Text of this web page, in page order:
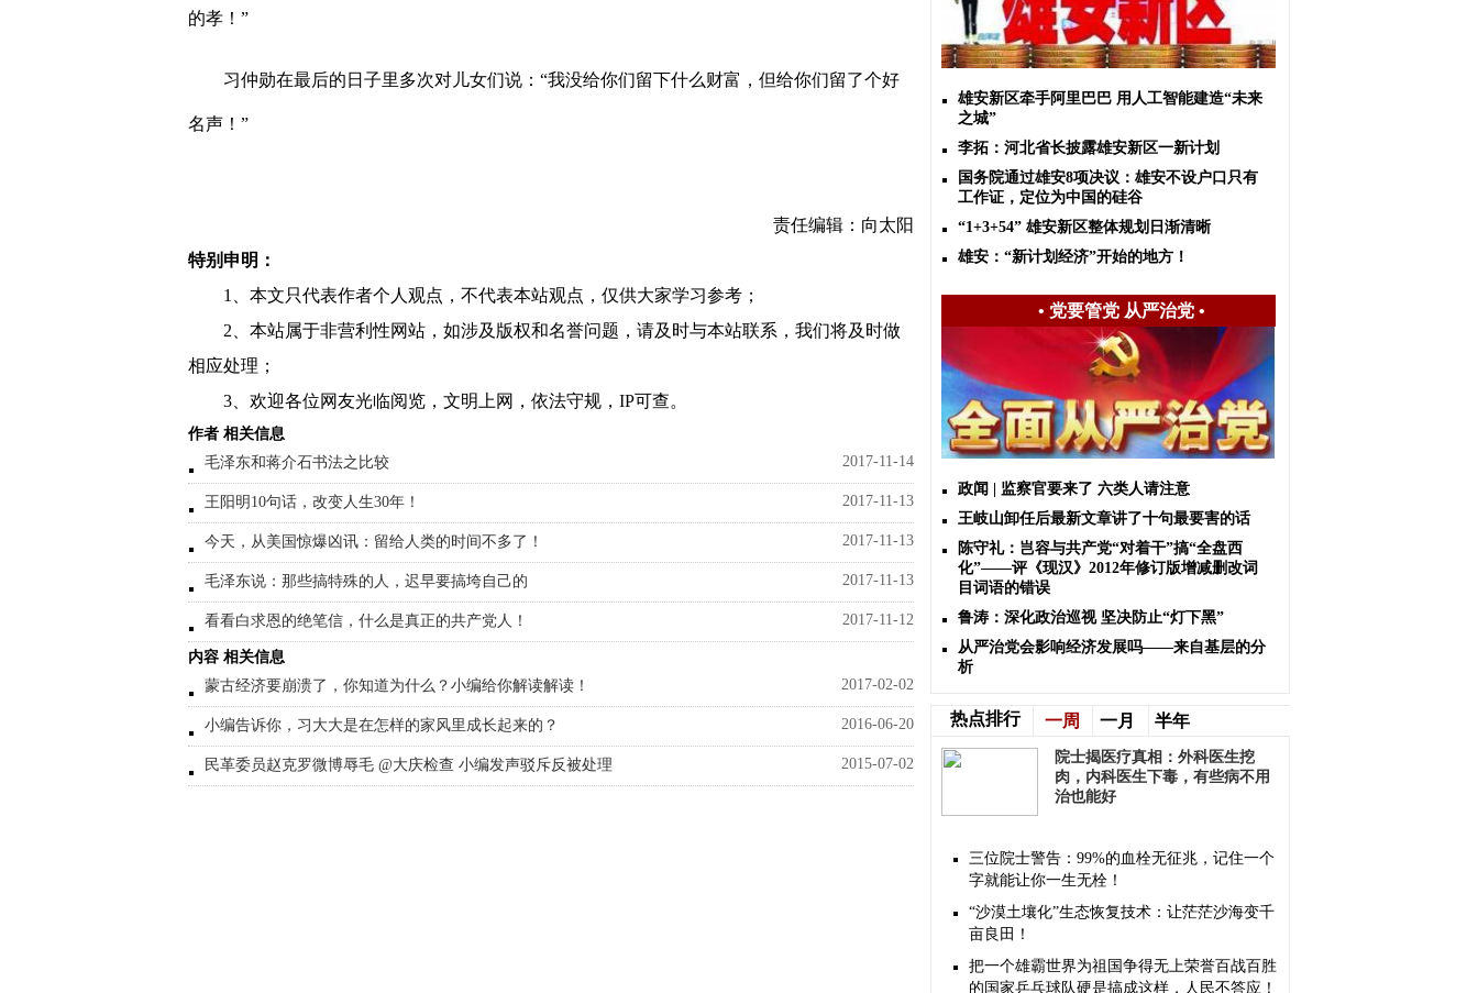
的孝！ ”
习仲勋在最后的日子里多次对儿女们说： “我没给你们留下什么财富，但给你们留了个好
名声！ ”
责任编辑：向太阳
特别申明：
1、本文只代表作者个人观点，不代表本站观点，仅供大家学习参考；
2、本站属于非营利性网站，如涉及版权和名誉问题，请及时与本站联系，我们将及时做
相应处理；
3、欢迎各位网友光临阅览，文明上网，依法守规，IP可查。
作者 相关信息
毛泽东和蒋介石书法之比较
2017-11-14
王阳明10句话，改变人生30年！ 2017-11-13
今天，从美国惊爆凶讯：留给人类的时间不多了！ 2017-11-13
毛泽东说：那些搞特殊的人，迟早要搞垮自己的 2017-11-13
看看白求恩的绝笔信，什么是真正的共产党人！ 2017-11-12
内容 相关信息
蒙古经济要崩溃了，你知道为什么？小编给你解读解读！
2017-02-02
小编告诉你，习大大是在怎样的家风里成长起来的？ 2016-06-20
民革委员赵克罗微博辱毛 @大庆检查 小编发声驳斥反被处理 2015-07-02
雄安新区牵手阿里巴巴 用人工智能建造“未来
之城”
李拓：河北省长披露雄安新区一新计划
国务院通过雄安8项决议：雄安不设户口只有
工作证，定位为中国的硅谷
“1+3+54” 雄安新区整体规划日渐清晰
雄安：“新计划经济”开始的地方！
• 党要管党 从严治党•
政闻 | 监察官要来了 六类人请注意
王岐山卸任后最新文章讲了十句最要害的话
陈守礼：岂容与共产党“对着干”搞“全盘西
化”——评《现汉》2012年修订版增减删改词
目词语的错误
鲁涛：深化政治巡视 坚决防止“灯下黑”
从严治党会影响经济发展吗——来自基层的分
析
热点排行 一周 一月 半年
院士揭医疗真相：外科医生挖
肉，内科医生下毒，有些病不用
治也能好
三位院士警告：99%的血栓无征兆，记住一个
字就能让你一生无栓！
“沙漠土壤化”生态恢复技术：让茫茫沙海变千
亩良田！
把一个雄霸世界为祖国争得无上荣誉百战百胜
的国家乒乓球队硬是搞成这样，人民不答应！